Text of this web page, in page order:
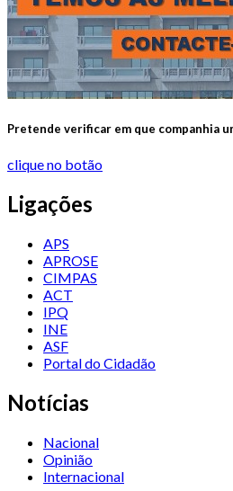
Pretende verificar em que companhia
clique no botão
Ligações
APS
APROSE
CIMPAS
ACT
IPQ
INE
ASF
Portal do Cidadão
Notícias
Nacional
Opinião
Internacional